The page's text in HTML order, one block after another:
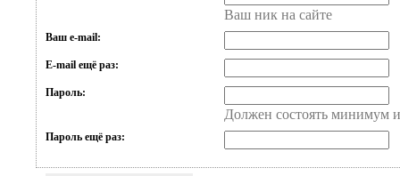
Ваш ник на сайте
Ваш e-mail:
E-mail ещё раз:
Пароль:
Должен состоять минимум
Пароль ещё раз: